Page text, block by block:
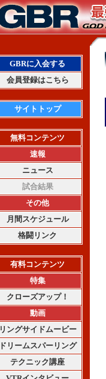
GBRに入会する
会員登録はこちら
サイトトップ
無料コンテンツ
速報
ニュース
試合結果
その他
月間スケジュール
格闘リンク
有料コンテンツ
特集
クローズアップ！
動画
リングサイドムービー
ドリームスパーリング
テクニック講座